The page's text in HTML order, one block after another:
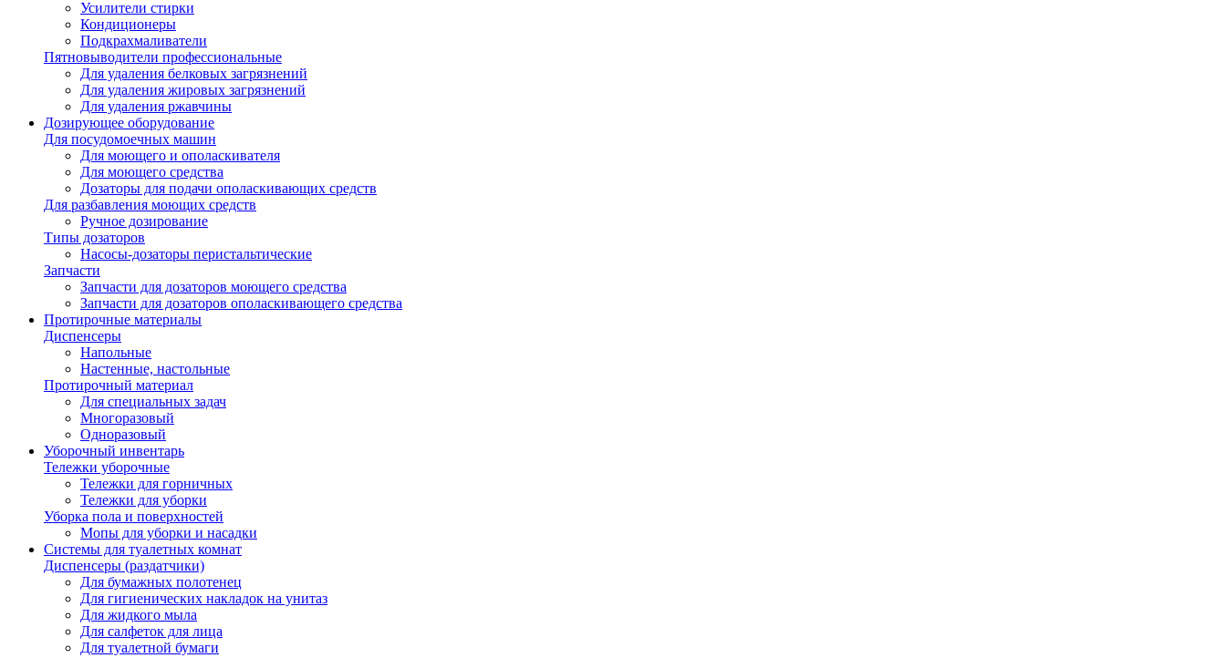
Усилители стирки
Кондиционеры
Подкрахмаливатели
Пятновыводители профессиональные
Для удаления белковых загрязнений
Для удаления жировых загрязнений
Для удаления ржавчины
Дозирующее оборудование
Для посудомоечных машин
Для моющего и ополаскивателя
Для моющего средства
Дозаторы для подачи ополаскивающих средств
Для разбавления моющих средств
Ручное дозирование
Типы дозаторов
Насосы-дозаторы перистальтические
Запчасти
Запчасти для дозаторов моющего средства
Запчасти для дозаторов ополаскивающего средства
Протирочные материалы
Диспенсеры
Напольные
Настенные, настольные
Протирочный материал
Для специальных задач
Многоразовый
Одноразовый
Уборочный инвентарь
Тележки уборочные
Тележки для горничных
Тележки для уборки
Уборка пола и поверхностей
Мопы для уборки и насадки
Системы для туалетных комнат
Диспенсеры (раздатчики)
Для бумажных полотенец
Для гигиенических накладок на унитаз
Для жидкого мыла
Для салфеток для лица
Для туалетной бумаги